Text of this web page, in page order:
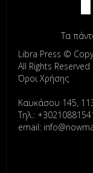
Τα
Libra Press ©
All Rights Reserved
Όροι Χρήσης
Καυκάσου 145,
Τηλ.:
email: